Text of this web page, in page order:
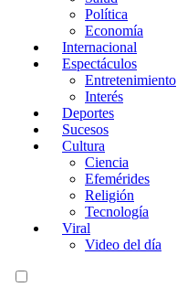
Política
Economía
Internacional
Espectáculos
Entretenimiento
Interés
Deportes
Sucesos
Cultura
Ciencia
Efemérides
Religión
Tecnología
Viral
Video del día